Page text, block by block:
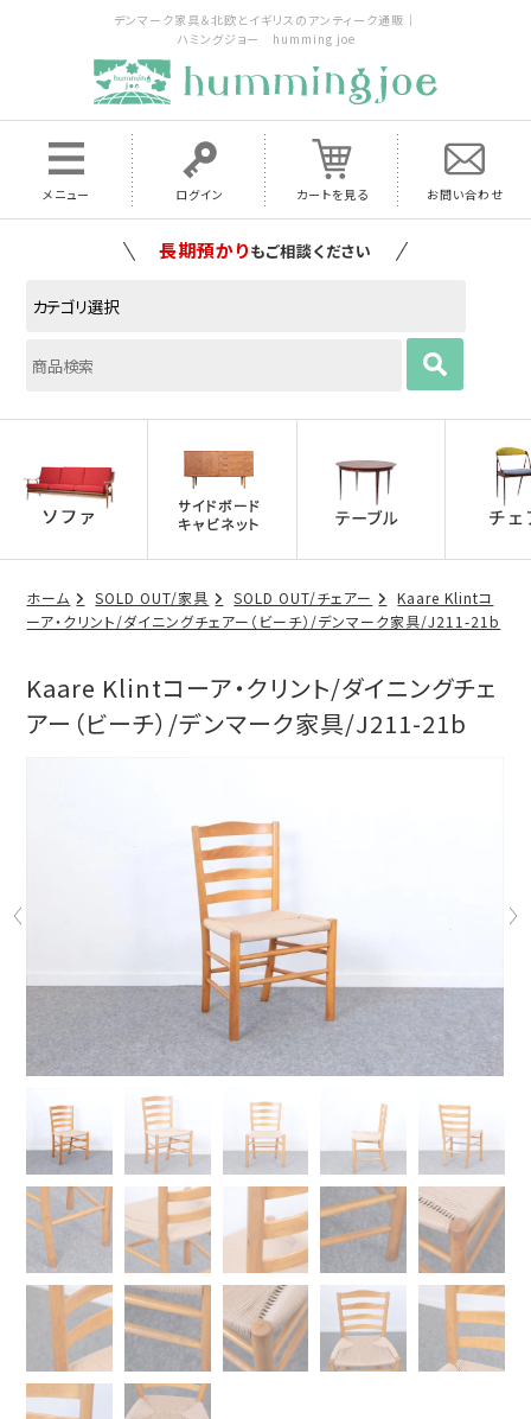
デンマーク家具＆北欧とイギリスのアンティーク通販｜
ハミングジョー humming joe
メニュー ログイン カートを見る お問い合わせ
家具の配送料は全国当店で負担いたします
ホーム SOLD OUT/家具 SOLD OUT/チェアー
Kaare Klintコ
ーア・クリント/ダイニングチェアー（ビーチ）/デンマーク家具/J211-21b
Kaare Klintコーア・クリント/ダイニングチェ
アー（ビーチ）/デンマーク家具/J211-21b